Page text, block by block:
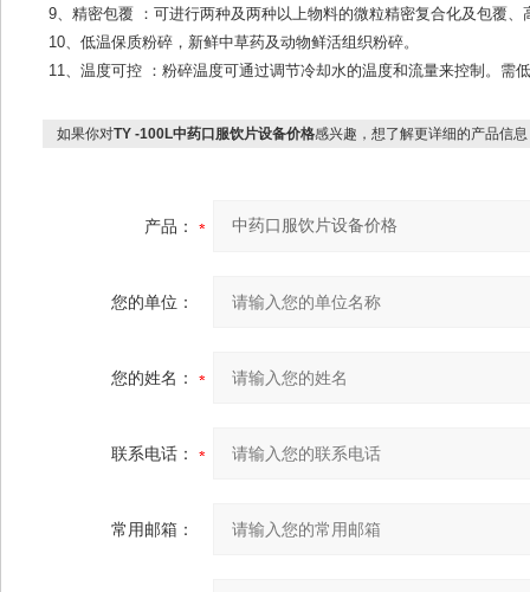
9、精密包覆 ：可进行两种及两种以上物料的微粒精密复合化及包覆
10、低温保质粉碎，新鲜中草药及动物鲜活组织粉碎。
11、温度可控 ：粉碎温度可通过调节冷却水的温度和流量来控制。需
如果你对TY -100L中药口服饮片设备价格感兴趣，想了解更详细的产品信
产品：
您的单位：
您的姓名：
联系电话：
常用邮箱：